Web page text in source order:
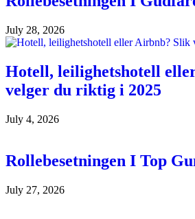
July 28, 2026
Hotell, leilighetshotell
velger du riktig i 2025
July 4, 2026
Rollebesetningen I Top
July 27, 2026